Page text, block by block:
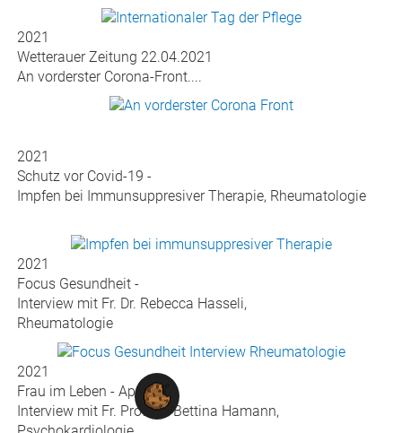
am 12.05.2021 zum
Internationalen Tag der Pflege
2021
Hitradio FFH Morningshow 12.05.2021
2021
Wetterauer Zeitung 12.05.2021
2021
Wetterauer Zeitung 22.04.2021
An vorderster Corona-Front....
2021
Schutz vor Covid-19 -